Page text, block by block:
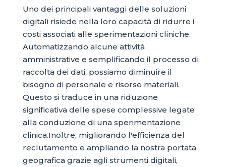
Uno dei principali vantaggi delle soluzioni
digitali risiede nella loro capacità di ridurre i
costi associati alle sperimentazioni cliniche.
Automatizzando alcune attività
amministrative e semplificando il processo di
raccolta dei dati, possiamo diminuire il
bisogno di personale e risorse materiali.
Questo si traduce in una riduzione
significativa delle spese complessive legate
alla conduzione di una sperimentazione
clinica.Inoltre, migliorando l'efficienza del
reclutamento e ampliando la nostra portata
geografica grazie agli strumenti digitali,